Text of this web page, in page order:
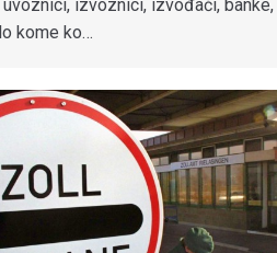
izvoznici, izvođači, banke,
kome ko…